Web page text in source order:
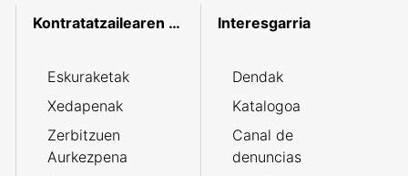
Kontratatzailearen profila
Eskuraketak
Xedapenak
Zerbitzuen
Aurkezpena
Interesgarria
Dendak
Katalogoa
Canal de
denuncias